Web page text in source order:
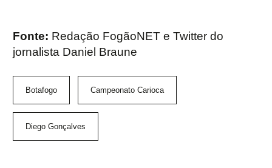
Fonte: Redação FogãoNET e Twitter do
jornalista Daniel Braune
Botafogo Campeonato Carioca
Diego Gonçalves